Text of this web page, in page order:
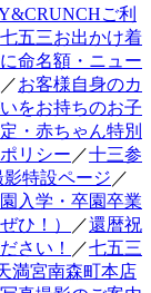
ご利
七五三お出かけ着
命名額・ニュー
／お客様自身のカ
をお持ちのお子
・赤ちゃん特別
リシー ／十三参
特設ページ ／
入学・卒園卒業
ひ！）
／還暦祝
さい！ ／七五三
満宮南森町本店